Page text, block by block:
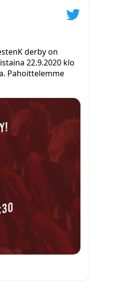
derby on
22.9.2020 klo
Pahoittelemme